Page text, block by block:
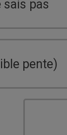
sais pas
pente)